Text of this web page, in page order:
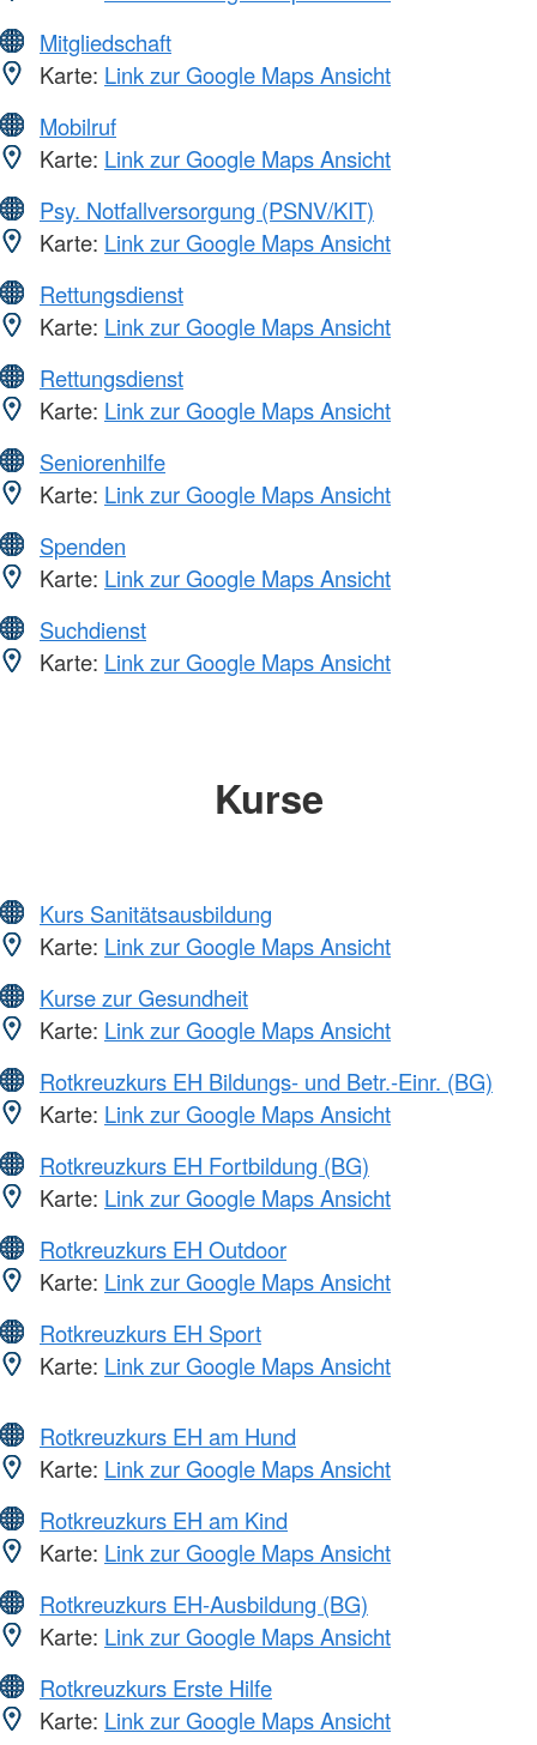
Mitgliedschaft
Karte: Link zur Google Maps Ansicht
Mobilruf
Karte: Link zur Google Maps Ansicht
Psy. Notfallversorgung (PSNV/KIT)
Karte: Link zur Google Maps Ansicht
Rettungsdienst
Karte: Link zur Google Maps Ansicht
Rettungsdienst
Karte: Link zur Google Maps Ansicht
Seniorenhilfe
Karte: Link zur Google Maps Ansicht
Spenden
Karte: Link zur Google Maps Ansicht
Suchdienst
Karte: Link zur Google Maps Ansicht
Kurse
Kurs Sanitätsausbildung
Karte: Link zur Google Maps Ansicht
Kurse zur Gesundheit
Karte: Link zur Google Maps Ansicht
Rotkreuzkurs EH Bildungs- und Betr.-Einr. (BG)
Karte: Link zur Google Maps Ansicht
Rotkreuzkurs EH Fortbildung (BG)
Karte: Link zur Google Maps Ansicht
Rotkreuzkurs EH Outdoor
Karte: Link zur Google Maps Ansicht
Rotkreuzkurs EH Sport
Karte: Link zur Google Maps Ansicht
Rotkreuzkurs EH am Hund
Karte: Link zur Google Maps Ansicht
Rotkreuzkurs EH am Kind
Karte: Link zur Google Maps Ansicht
Rotkreuzkurs EH-Ausbildung (BG)
Karte: Link zur Google Maps Ansicht
Rotkreuzkurs Erste Hilfe
Karte: Link zur Google Maps Ansicht